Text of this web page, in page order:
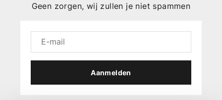
Geen zorgen, wij zullen je niet spammen
Aanmelden